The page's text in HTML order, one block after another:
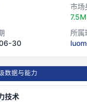
市场
30
所属
数据与能力
技术